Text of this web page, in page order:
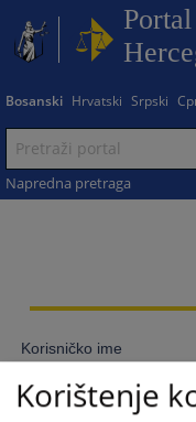
Bosanski Hrvatski Srpski
Napredna pretraga
Korisničko ime
Korištenje